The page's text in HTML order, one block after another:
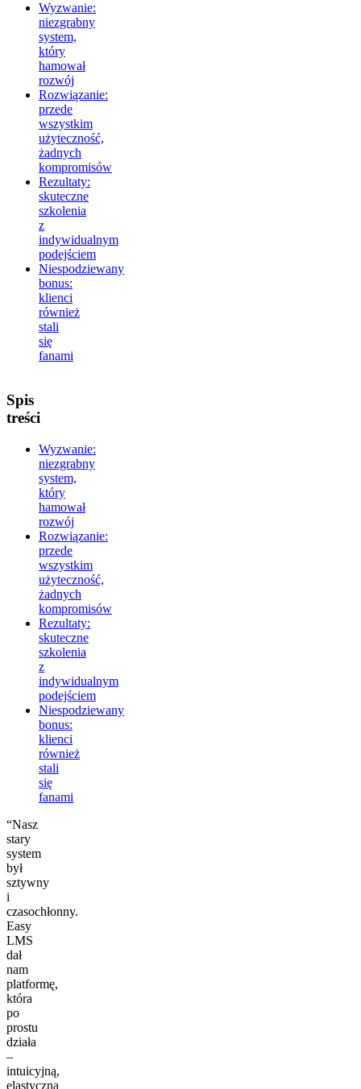
Wyzwanie:
niezgrabny
system,
który
hamował
rozwój
Rozwiązanie:
przede
wszystkim
użyteczność,
żadnych
kompromisów
Rezultaty:
skuteczne
szkolenia
z
indywidualnym
podejściem
Niespodziewany
bonus:
klienci
również
stali
się
fanami
Spis
treści
Wyzwanie:
niezgrabny
system,
który
hamował
rozwój
Rozwiązanie:
przede
wszystkim
użyteczność,
żadnych
kompromisów
Rezultaty:
skuteczne
szkolenia
z
indywidualnym
podejściem
Niespodziewany
bonus:
klienci
również
stali
się
fanami
“Nasz
stary
system
był
sztywny
i
czasochłonny.
Easy
LMS
dał
nam
platformę,
która
po
prostu
działa
–
intuicyjną,
elastyczną